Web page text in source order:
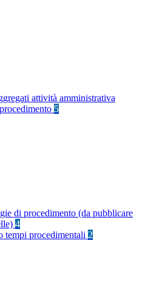
attività amministrativa
5
di procedimento (da pubblicare
4
tempi procedimentali 2